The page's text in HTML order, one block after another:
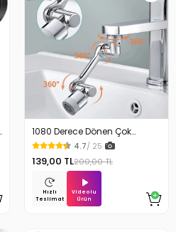
1080 Derece Dönen Çok
Fonksiyonlu Musluk Başlığı
4.7/ 25
139,00 TL200,00 TL
Hızlı
Teslimat
Videolu
Ürün